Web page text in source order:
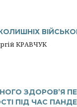
КРАВЧУК
ЗДОРОВ’Я
ПІД ЧАС